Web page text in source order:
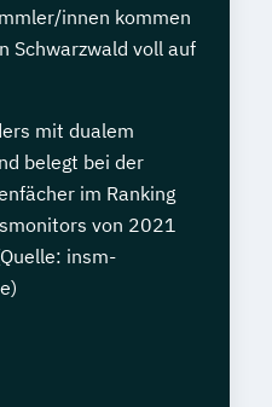
innen kommen
Schwarzwald voll auf
mit dualem
belegt bei der
im Ranking
von 2021
insm-